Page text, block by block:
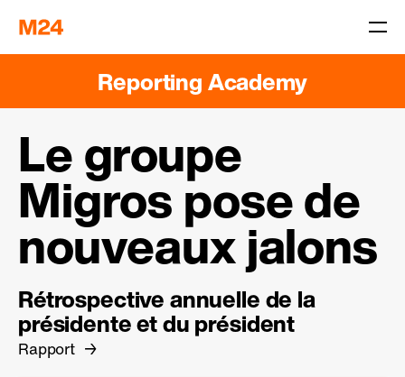
Reporting Academy
Le groupe
Migros pose de
nouveaux jalons
Rétrospective annuelle de la
présidente et du président
Rapport